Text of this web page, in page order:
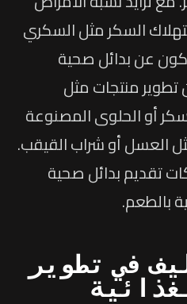
السكر مثل السكري
عن بدائل صحية
تطوير منتجات مثل
أو الحلوى المصنوعة
العسل أو شراب القيقب.
تقديم بدائل صحية
بالطعم.
في تطوير